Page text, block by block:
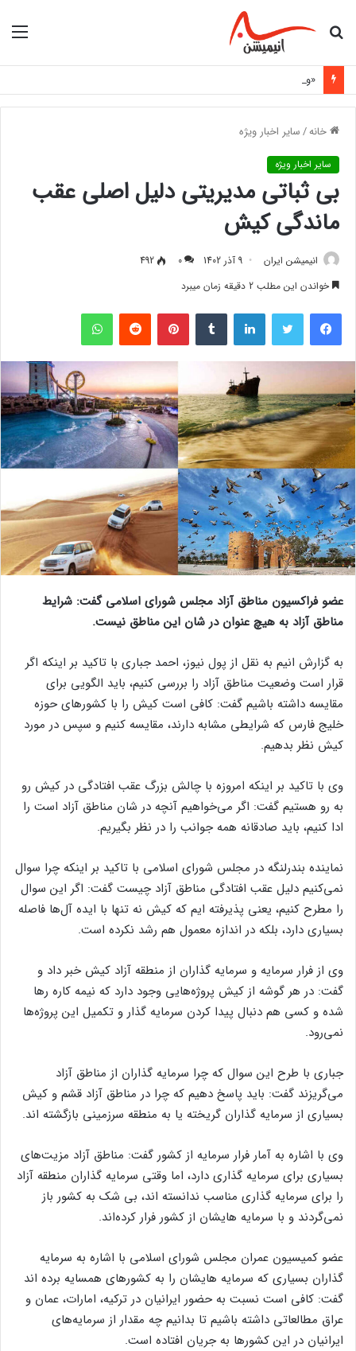
جستجو
خانه/سایر اخبار ویژه
سایر اخبار ویژه
بی ثباتی مدیریتی دلیل اصلی عقب
ماندگی کیش
انیمیشن ایران 9 آذر 1402 0
492
خواندن این مطلب 2 دقیقه زمان میبرد
فیس بوک لینکدین ‫پین‌ترست ‫رددیت
عضو فراکسیون مناطق آزاد مجلس شورای اسلامی گفت: شرایط
مناطق آزاد به هیچ عنوان در شان این مناطق نیست.
به گزارش انیم به نقل از پول نیوز، احمد جباری با تاکید بر اینکه اگر
قرار است وضعیت مناطق آزاد را بررسی کنیم، باید الگویی برای
مقایسه داشته باشیم گفت: کافی است کیش را با کشور‌های حوزه
خلیج فارس که شرایطی مشابه دارند، مقایسه کنیم و سپس در مورد
کیش نظر بدهیم.
وی با تاکید بر اینکه امروزه با چالش بزرگ عقب افتادگی در کیش رو
به رو هستیم گفت: اگر می‌خواهیم آنچه در شان مناطق آزاد است را
ادا کنیم، باید صادقانه همه جوانب را در نظر بگیریم.
نماینده بندرلنگه در مجلس شورای اسلامی با تاکید بر اینکه چرا سوال
نمی‌کنیم دلیل عقب افتادگی مناطق آزاد چیست گفت: اگر این سوال
را مطرح کنیم، یعنی پذیرفته ایم که کیش نه تنها با ایده آل‌ها فاصله
بسیاری دارد، بلکه در اندازه معمول هم رشد نکرده است.
وی از فرار سرمایه و سرمایه گذاران از منطقه آزاد کیش خبر داد و
گفت: در هر گوشه از کیش پروژه‌هایی وجود دارد که نیمه کاره رها
شده و کسی هم دنبال پیدا کردن سرمایه گذار و تکمیل این پروژه‌ها
نمی‌رود.
جباری با طرح این سوال که چرا سرمایه گذاران از مناطق آزاد
می‌گریزند گفت: باید پاسخ دهیم که چرا در مناطق آزاد قشم و کیش
بسیاری از سرمایه گذاران گریخته یا به منطقه سرزمینی بازگشته اند.
وی با اشاره به آمار فرار سرمایه از کشور گفت: مناطق آزاد مزیت‌های
بسیاری برای سرمایه گذاری دارد، اما وقتی سرمایه گذاران منطقه آزاد
را برای سرمایه گذاری مناسب ندانسته اند، بی شک به کشور باز
نمی‌گردند و با سرمایه هایشان از کشور فرار کرده‌اند.
عضو کمیسیون عمران مجلس شورای اسلامی با اشاره به سرمایه
گذاران بسیاری که سرمایه هایشان را به کشور‌های همسایه برده اند
گفت: کافی است نسبت به حضور ایرانیان در ترکیه، امارات، عمان و
عراق مطالعاتی داشته باشیم تا بدانیم چه مقدار از سرمایه‌های
ایرانیان در این کشور‌ها به جریان افتاده است.